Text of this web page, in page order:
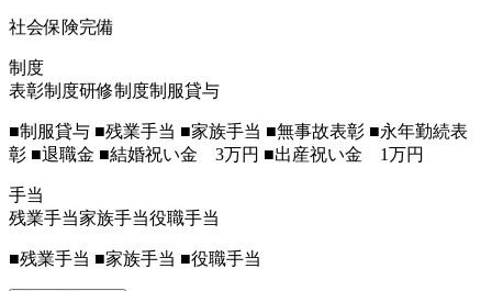
社会保険完備
制度
表彰制度研修制度制服貸与
■制服貸与 ■残業手当 ■家族手当 ■無事故表彰 ■永年勤続表
彰 ■退職金 ■結婚祝い金 3万円 ■出産祝い金 1万円
手当
残業手当家族手当役職手当
■残業手当 ■家族手当 ■役職手当